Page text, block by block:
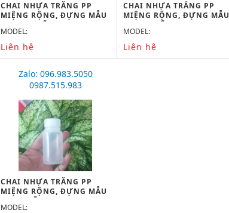
CHAI NHỰA TRẮNG PP
MIỆNG RỘNG, ĐỰNG MẪU
1000ML, HÃNG ONELAB
MODEL:
Liên hệ
CHAI NHỰA TRẮNG PP
MIỆNG RỘNG, ĐỰNG MẪU
500ML, HÃNG ONELAB
MODEL:
Liên hệ
Zalo: 096.983.5050
0987.515.983
CHAI NHỰA TRẮNG PP
MIỆNG RỘNG, ĐỰNG MẪU
30ML, HÃNG ONELAB
MODEL: